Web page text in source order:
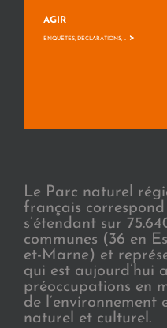
AGIR
ENQUÊTES, DÉCLARATIONS, ... >
Le Parc naturel
français
s’étendant sur
communes (36 en
et-Marne) et
qui est aujourd’hui
préoccupations en
de
naturel et culturel.